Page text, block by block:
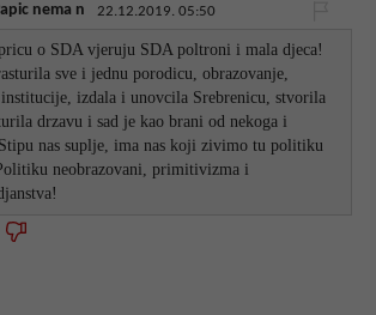
nema n 22.12.2019. 05:50
o SDA vjeruju SDA poltroni i mala djeca!
sve i jednu porodicu, obrazovanje,
izdala i unovcila Srebrenicu, stvorila
drzavu i sad je kao brani od nekoga i
nas suplje, ima nas koji zivimo tu politiku
neobrazovani, primitivizma i